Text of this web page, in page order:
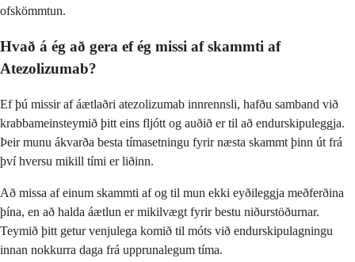
ofskömmtun.
Hvað á ég að gera ef ég missi af skammti af
Atezolizumab?
Ef þú missir af áætlaðri atezolizumab innrennsli, hafðu samband við
krabbameinsteymið þitt eins fljótt og auðið er til að endurskipuleggja.
Þeir munu ákvarða besta tímasetningu fyrir næsta skammt þinn út frá
því hversu mikill tími er liðinn.
Að missa af einum skammti af og til mun ekki eyðileggja meðferðina
þína, en að halda áætlun er mikilvægt fyrir bestu niðurstöðurnar.
Teymið þitt getur venjulega komið til móts við endurskipulagningu
innan nokkurra daga frá upprunalegum tíma.